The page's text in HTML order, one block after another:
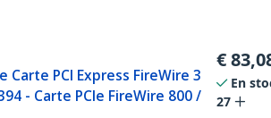
Carte PCI Express FireWire 3
- Carte PCIe FireWire 800 /
€
En
27